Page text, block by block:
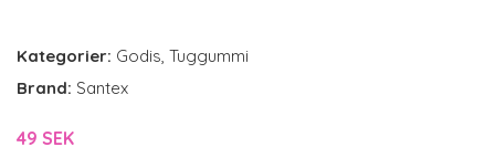
Kategorier: Godis, Tuggummi
Brand: Santex
49 SEK